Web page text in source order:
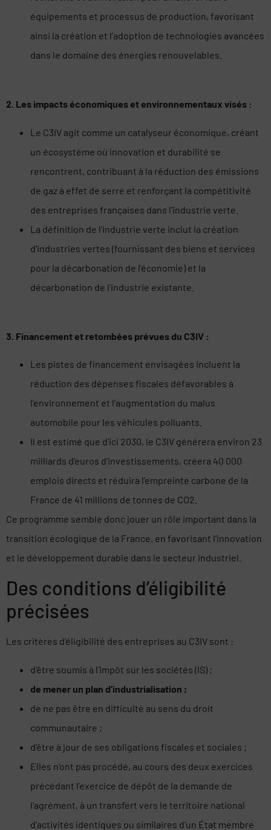
équipements et processus de production, favorisant
ainsi la création et l’adoption de technologies avancées
dans le domaine des énergies renouvelables.
2. Les impacts économiques et environnementaux visés :
Le C3IV agit comme un catalyseur économique, créant
un écosystème où innovation et durabilité se
rencontrent, contribuant à la réduction des émissions
de gaz à effet de serre et renforçant la compétitivité
des entreprises françaises dans l’industrie verte.
La définition de l’industrie verte inclut la création
d’industries vertes (fournissant des biens et services
pour la décarbonation de l’économie) et la
décarbonation de l’industrie existante.
3. Financement et retombées prévues du C3IV :
Les pistes de financement envisagées incluent la
réduction des dépenses fiscales défavorables à
l’environnement et l’augmentation du malus
automobile pour les véhicules polluants.
Il est estimé que d’ici 2030, le C3IV générera environ 23
milliards d’euros d’investissements, créera 40 000
emplois directs et réduira l’empreinte carbone de la
France de 41 millions de tonnes de CO2.
Ce programme semble donc jouer un rôle important dans la
transition écologique de la France, en favorisant l’innovation
et le développement durable dans le secteur industriel.
Des conditions d’éligibilité
précisées
Les critères d’éligibilité des entreprises au C3IV sont :
d’être soumis à l’impôt sur les sociétés (IS) ;
de mener un plan d’industrialisation ;
de ne pas être en difficulté au sens du droit
communautaire ;
d’être à jour de ses obligations fiscales et sociales ;
Elles n’ont pas procédé, au cours des deux exercices
précédant l’exercice de dépôt de la demande de
l’agrément, à un transfert vers le territoire national
d’activités identiques ou similaires d’un État membre